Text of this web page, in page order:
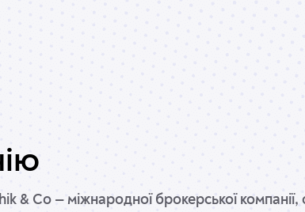
& Co — міжнародної брокерської